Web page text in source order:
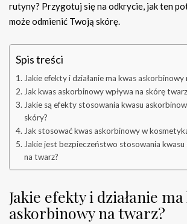
rutyny? Przygotuj się na odkrycie, jak ten
może odmienić Twoją skórę.
Spis treści
Jakie efekty i działanie ma kwas askorbinowy
Jak kwas askorbinowy wpływa na skórę
Jakie są efekty stosowania kwasu
skóry?
Jak stosować kwas askorbinowy w
Jakie jest bezpieczeństwo stosowania
na twarz?
Jakie efekty i działanie
askorbinowy na twarz?